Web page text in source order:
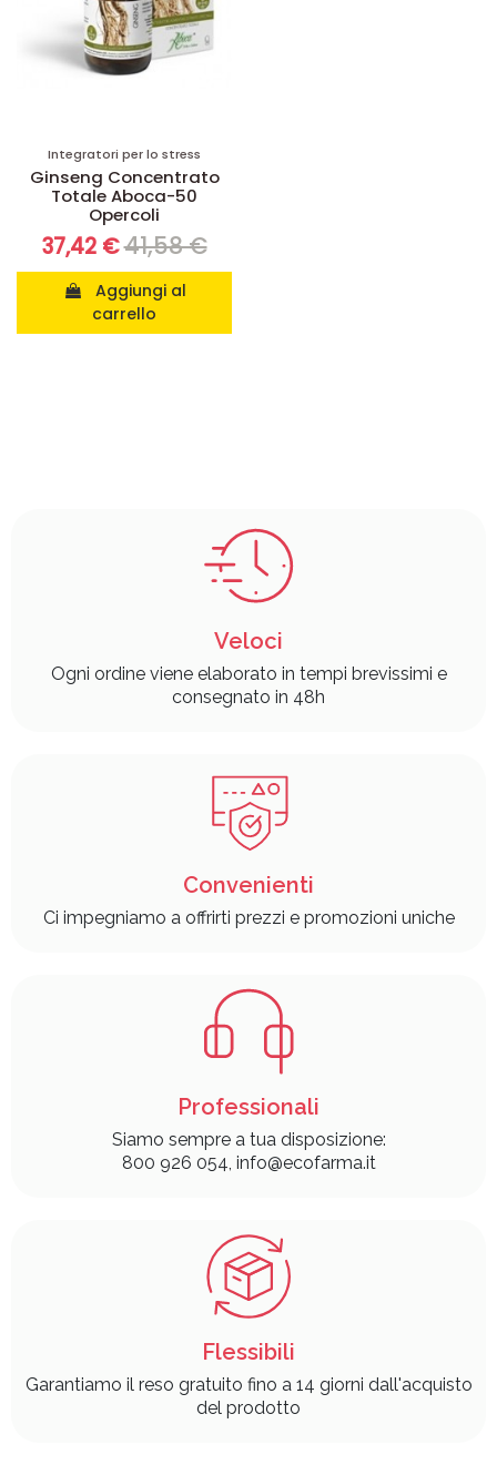
Integratori per lo stress
Ginseng Concentrato
Totale Aboca-50
Opercoli
37,42 €41,58 €
carrello
Veloci
Ogni ordine viene elaborato in tempi brevissimi e
consegnato in 48h
Convenienti
Ci impegniamo a offrirti prezzi e promozioni uniche
Professionali
Siamo sempre a tua disposizione:
800 926 054, info@ecofarma.it
Flessibili
Garantiamo il reso gratuito fino a 14 giorni dall'acquisto
del prodotto